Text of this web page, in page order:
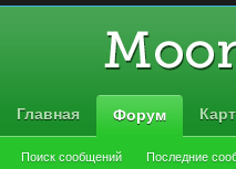
Главная Форум
Поиск сообщений Последние